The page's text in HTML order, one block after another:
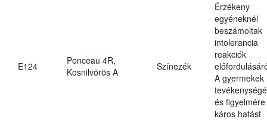
E124
Ponceau 4R,
Kosnilvörös A
Színezék
Érzékeny
egyéneknél
beszámoltak
intolerancia
reakciók
A gyermekek
és figyelmére
káros hatást